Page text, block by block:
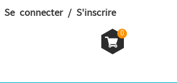
Se connecter / S'inscrire
0